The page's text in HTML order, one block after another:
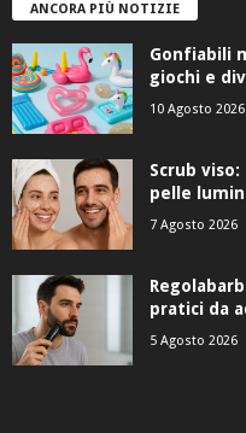
ANCORA PIÙ NOTIZIE
Gonfiabili
giochi e
10 Agosto 2026
Scrub
pelle
7 Agosto 2026
pratici da
5 Agosto 2026